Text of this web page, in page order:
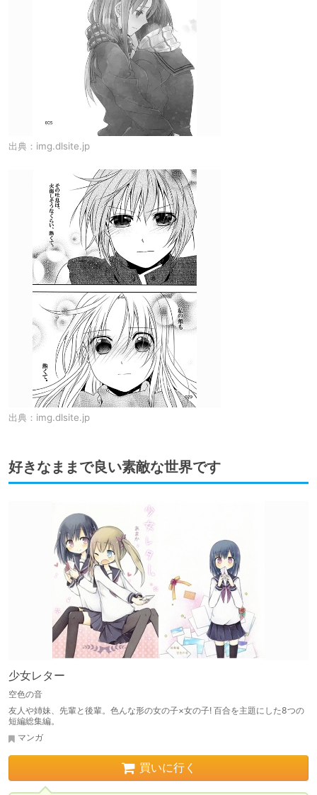
出典： img.dlsite.jp
出典： img.dlsite.jp
好きなままで良い素敵な世界です
少女レター
空色の音
友人や姉妹、先輩と後輩。色んな形の女の子×女の子! 百合を主題にした8つの
短編総集編。
マンガ
買いに行く